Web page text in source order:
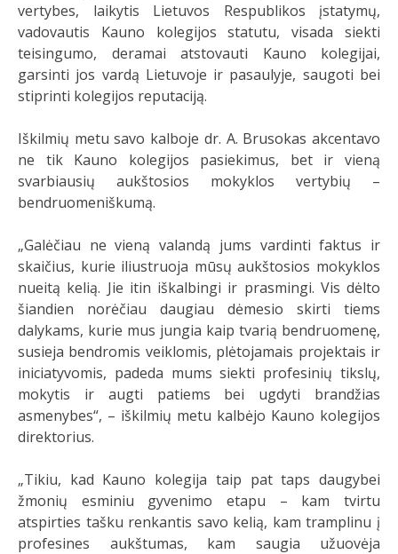
vertybes, laikytis Lietuvos Respublikos įstatymų,
vadovautis Kauno kolegijos statutu, visada siekti
teisingumo, deramai atstovauti Kauno kolegijai,
garsinti jos vardą Lietuvoje ir pasaulyje, saugoti bei
stiprinti kolegijos reputaciją.
Iškilmių metu savo kalboje dr. A. Brusokas akcentavo
ne tik Kauno kolegijos pasiekimus, bet ir vieną
svarbiausių aukštosios mokyklos vertybių –
bendruomeniškumą.
„Galėčiau ne vieną valandą jums vardinti faktus ir
skaičius, kurie iliustruoja mūsų aukštosios mokyklos
nueitą kelią. Jie itin iškalbingi ir prasmingi. Vis dėlto
šiandien norėčiau daugiau dėmesio skirti tiems
dalykams, kurie mus jungia kaip tvarią bendruomenę,
susieja bendromis veiklomis, plėtojamais projektais ir
iniciatyvomis, padeda mums siekti profesinių tikslų,
mokytis ir augti patiems bei ugdyti brandžias
asmenybes“, – iškilmių metu kalbėjo Kauno kolegijos
direktorius.
„Tikiu, kad Kauno kolegija taip pat taps daugybei
žmonių esminiu gyvenimo etapu – kam tvirtu
atspirties tašku renkantis savo kelią, kam tramplinu į
profesines aukštumas, kam saugia užuovėja